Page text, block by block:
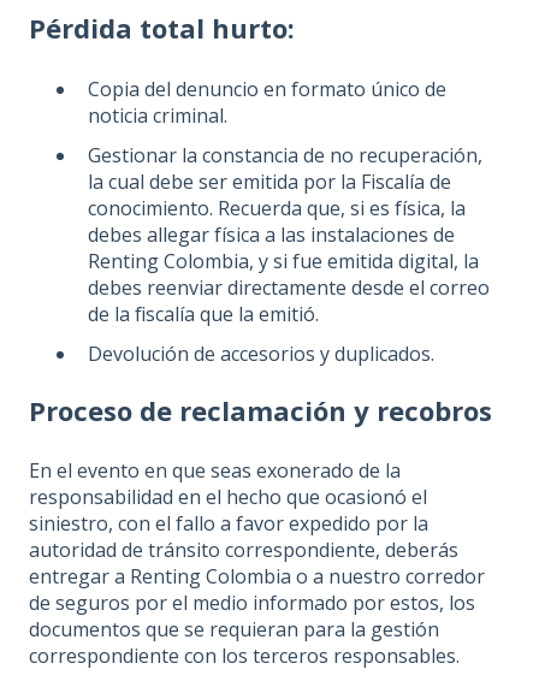
Pérdida total hurto:
Copia del denuncio en formato único de
noticia criminal.
Gestionar la constancia de no recuperación,
la cual debe ser emitida por la Fiscalía de
conocimiento. Recuerda que, si es física, la
debes allegar física a las instalaciones de
Renting Colombia, y si fue emitida digital, la
debes reenviar directamente desde el correo
de la fiscalía que la emitió.
Devolución de accesorios y duplicados.
Proceso de reclamación y recobros
En el evento en que seas exonerado de la
responsabilidad en el hecho que ocasionó el
siniestro, con el fallo a favor expedido por la
autoridad de tránsito correspondiente, deberás
entregar a Renting Colombia o a nuestro corredor
de seguros por el medio informado por estos, los
documentos que se requieran para la gestión
correspondiente con los terceros responsables.